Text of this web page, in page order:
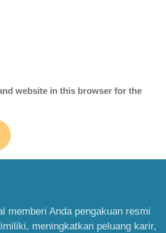
website in this browser for the
memberi Anda pengakuan resmi
meningkatkan peluang karir,